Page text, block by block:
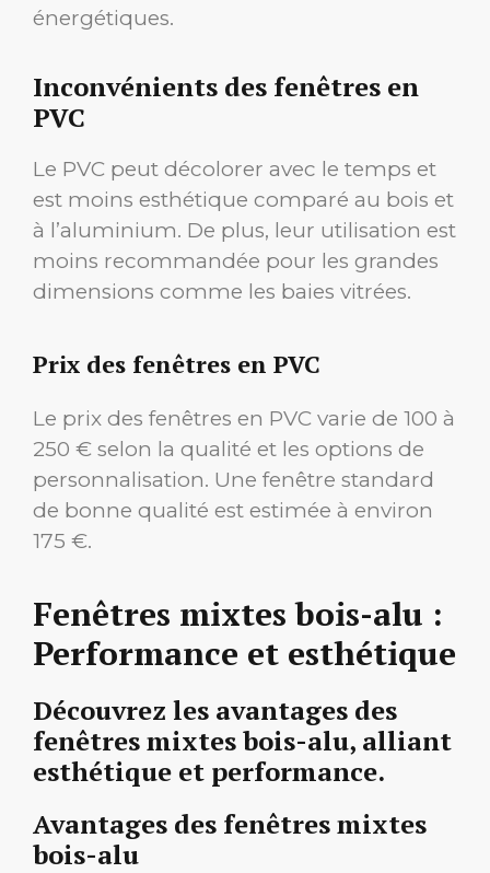
énergétiques.
Inconvénients des fenêtres en
PVC
Le PVC peut décolorer avec le temps et
est moins esthétique comparé au bois et
à l’aluminium. De plus, leur utilisation est
moins recommandée pour les grandes
dimensions comme les baies vitrées.
Prix des fenêtres en PVC
Le prix des fenêtres en PVC varie de 100 à
250 € selon la qualité et les options de
personnalisation. Une fenêtre standard
de bonne qualité est estimée à environ
175 €.
Fenêtres mixtes bois-alu :
Performance et esthétique
Découvrez les avantages des
fenêtres mixtes bois-alu, alliant
esthétique et performance.
Avantages des fenêtres mixtes
bois-alu